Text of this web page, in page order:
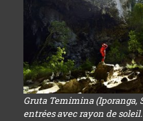
Gruta Temimina (Iporanga,
entrées avec rayon de soleil.